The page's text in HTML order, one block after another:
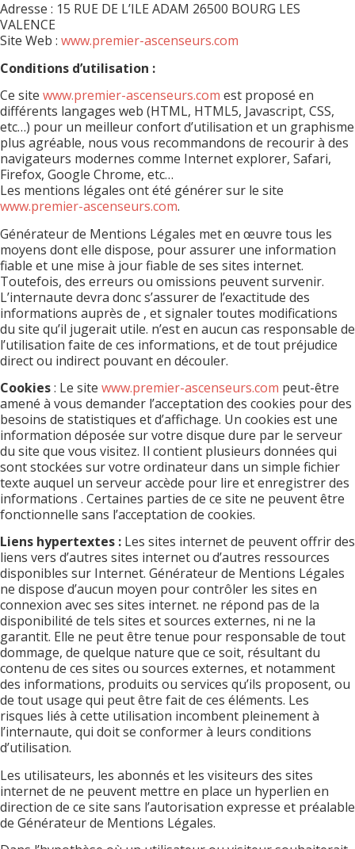
Adresse : 15 RUE DE L’ILE ADAM 26500 BOURG LES
VALENCE
Site Web : www.premier-ascenseurs.com
Conditions d’utilisation :
Ce site www.premier-ascenseurs.com est proposé en
différents langages web (HTML, HTML5, Javascript, CSS,
etc…) pour un meilleur confort d’utilisation et un graphisme
plus agréable, nous vous recommandons de recourir à des
navigateurs modernes comme Internet explorer, Safari,
Firefox, Google Chrome, etc…
Les mentions légales ont été générer sur le site
www.premier-ascenseurs.com.
Générateur de Mentions Légales met en œuvre tous les
moyens dont elle dispose, pour assurer une information
fiable et une mise à jour fiable de ses sites internet.
Toutefois, des erreurs ou omissions peuvent survenir.
L’internaute devra donc s’assurer de l’exactitude des
informations auprès de , et signaler toutes modifications
du site qu’il jugerait utile. n’est en aucun cas responsable de
l’utilisation faite de ces informations, et de tout préjudice
direct ou indirect pouvant en découler.
Cookies: Le site www.premier-ascenseurs.com peut-être
amené à vous demander l’acceptation des cookies pour des
besoins de statistiques et d’affichage. Un cookies est une
information déposée sur votre disque dure par le serveur
du site que vous visitez. Il contient plusieurs données qui
sont stockées sur votre ordinateur dans un simple fichier
texte auquel un serveur accède pour lire et enregistrer des
informations . Certaines parties de ce site ne peuvent être
fonctionnelle sans l’acceptation de cookies.
Liens hypertextes : Les sites internet de peuvent offrir des
liens vers d’autres sites internet ou d’autres ressources
disponibles sur Internet. Générateur de Mentions Légales
ne dispose d’aucun moyen pour contrôler les sites en
connexion avec ses sites internet. ne répond pas de la
disponibilité de tels sites et sources externes, ni ne la
garantit. Elle ne peut être tenue pour responsable de tout
dommage, de quelque nature que ce soit, résultant du
contenu de ces sites ou sources externes, et notamment
des informations, produits ou services qu’ils proposent, ou
de tout usage qui peut être fait de ces éléments. Les
risques liés à cette utilisation incombent pleinement à
l’internaute, qui doit se conformer à leurs conditions
d’utilisation.
Les utilisateurs, les abonnés et les visiteurs des sites
internet de ne peuvent mettre en place un hyperlien en
direction de ce site sans l’autorisation expresse et préalable
de Générateur de Mentions Légales.